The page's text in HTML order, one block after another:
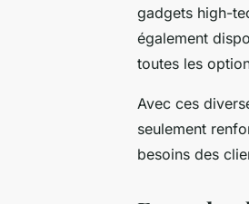
gadgets high-
également
toutes les
Avec ces
seulement
besoins des